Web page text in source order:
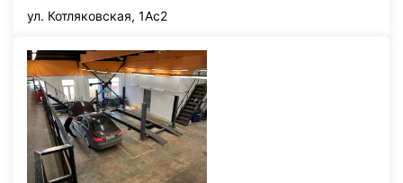
ул. Котляковская, 1Ас2